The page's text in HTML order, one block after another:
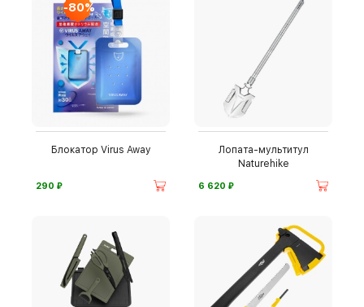
-80%
Блокатор Virus Away
290 ⃏
Лопата-мультитул
Naturehike
6 620 ⃏